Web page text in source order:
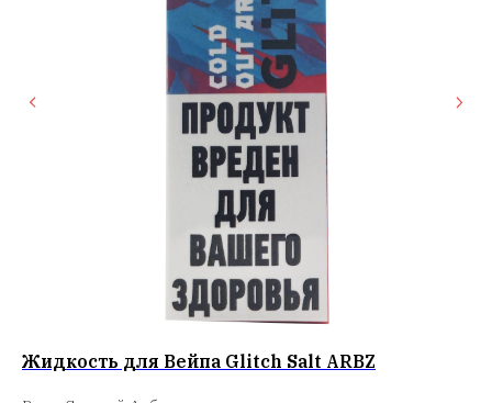
Жидкость для Вейпа Glitch Salt ARBZ